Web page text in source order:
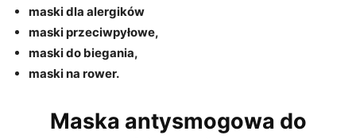
maski dla alergików
maski przeciwpyłowe,
maski do biegania,
maski na rower.
Maska antysmogowa do